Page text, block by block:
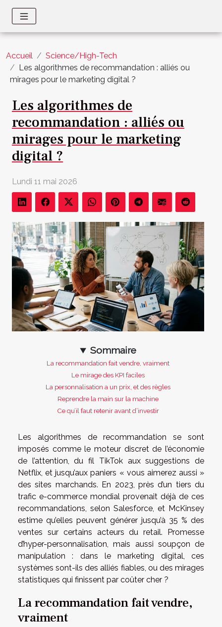
Accueil
Science/High-Tech
Les algorithmes de recommandation : alliés ou
mirages pour le marketing digital ?
Les algorithmes de
recommandation : alliés ou
mirages pour le marketing
digital ?
Lundi 11 mai 2026
Sommaire
La recommandation fait vendre, vraiment
Le mirage des KPI faciles
La personnalisation a un prix, et des règles
Reprendre la main sur la machine
Ce qu’il faut retenir avant d’investir
Les algorithmes de recommandation se sont
imposés comme le moteur discret de l’économie
de l’attention, du fil TikTok aux suggestions de
Netflix, et jusqu’aux paniers « vous aimerez aussi »
des sites marchands. En 2023, près d’un tiers du
trafic e-commerce mondial provenait déjà de ces
recommandations, selon Salesforce, et McKinsey
estime qu’elles peuvent générer jusqu’à 35 % des
ventes sur certains acteurs du retail. Promesse
d’hyper-personnalisation, mais aussi soupçon de
manipulation : dans le marketing digital, ces
systèmes sont-ils des alliés fiables, ou des mirages
statistiques qui finissent par coûter cher ?
La recommandation fait vendre,
vraiment